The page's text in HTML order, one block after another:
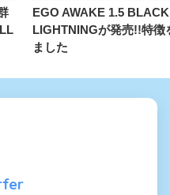
EGO AWAKE 1.5 BLACK
LIGHTNINGが発売!!特徴
ました